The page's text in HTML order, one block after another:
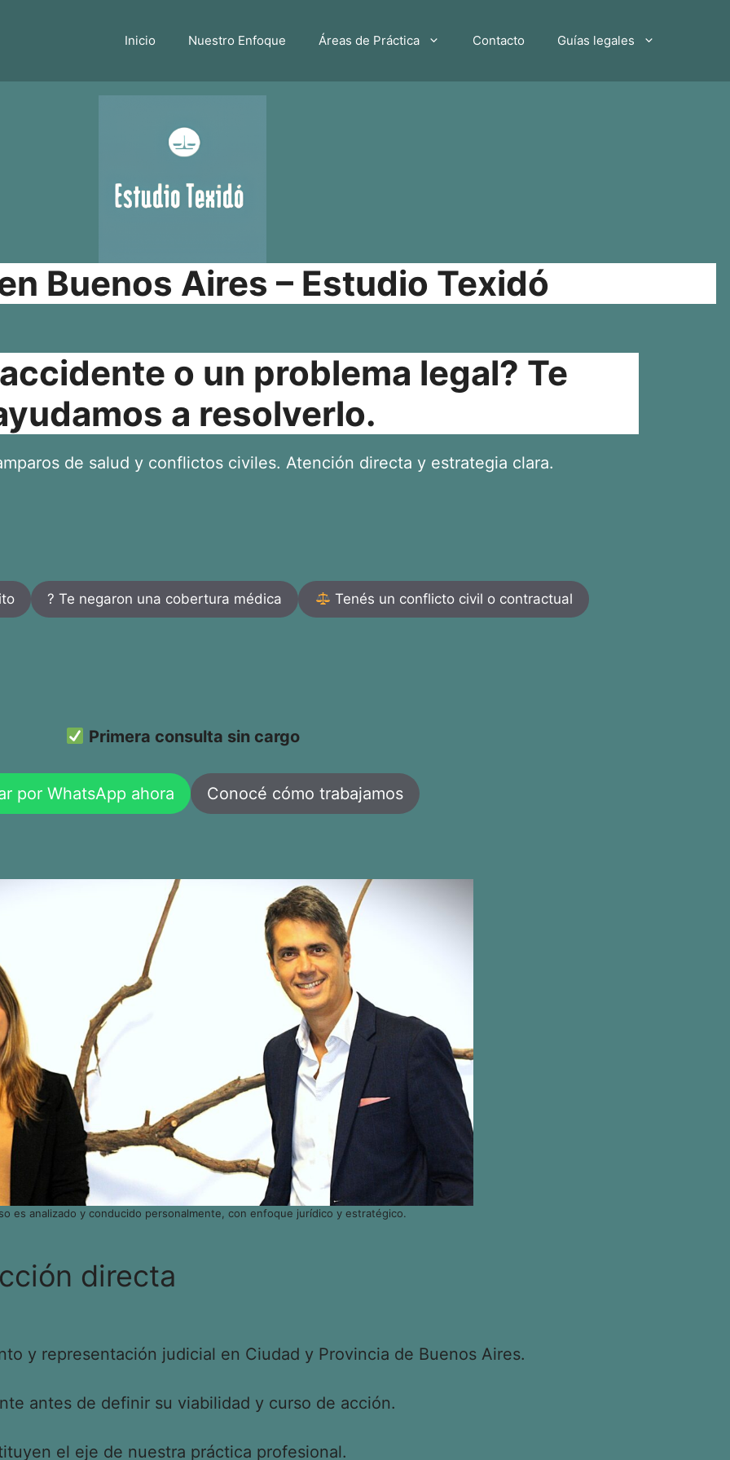
Inicio Nuestro Enfoque Áreas de Práctica Contacto Guías legales
Buenos Aires – Estudio Texidó
o un problema legal? Te
a resolverlo.
de salud y conflictos civiles. Atención directa y estrategia clara.
? Te negaron una cobertura médica Tenés un conflicto civil o contractual
Primera consulta sin cargo
por WhatsApp ahora Conocé cómo trabajamos
es analizado y conducido personalmente, con enfoque jurídico y estratégico.
directa
y representación judicial en Ciudad y Provincia de Buenos Aires.
antes de definir su viabilidad y curso de acción.
el eje de nuestra práctica profesional.